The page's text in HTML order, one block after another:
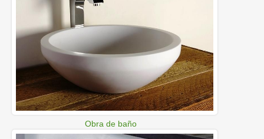
Obra de baño